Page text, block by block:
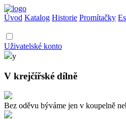
Úvod Katalog Historie Promítačky
Uživatelské konto
y
V krejčířské dílně
Bez oděvu býváme jen v koupelně